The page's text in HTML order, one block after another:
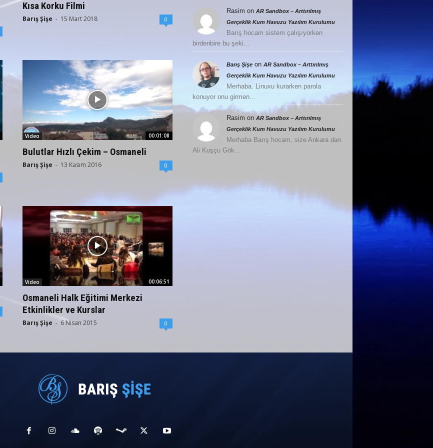
Kısa Korku Filmi
Barış Şişe - 15 Mart 2018 0
00:01:08
Video
Bulutlar Hızlı Çekim – Osmaneli
Barış Şişe - 13 Kasım 2016 0
00:06:51
Video
Osmaneli Halk Eğitimi Merkezi
Etkinlikler ve Kurslar
Barış Şişe - 6 Nisan 2015 0
Rasim on AR Sandbox – Arttırılmış
Gerçeklik Kum Havuzu Yazılım Kurulumu
Barış hocam sistem çalışıyorken
birdenbire bu şeki…
Barış Şişe on AR Sandbox – Arttırılmış
Gerçeklik Kum Havuzu Yazılım Kurulumu
Merhaba. Linuxu kurarken parola
konuyor onu girmen…
Rasim on AR Sandbox – Arttırılmış
Gerçeklik Kum Havuzu Yazılım Kurulumu
Merhaba Barış hocam, size Ankara dan
Ali Kuşçu Gök…